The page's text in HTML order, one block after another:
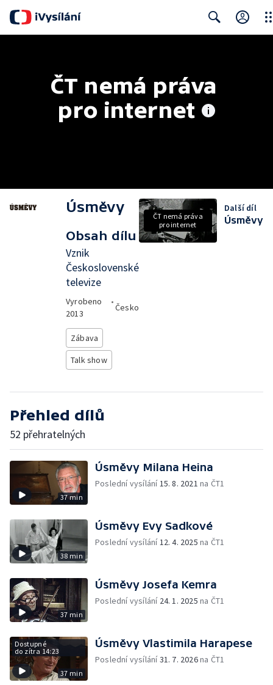
ČT nemá práva
pro internet
Úsměvy
Obsah dílu
Vznik
Československé
televize
Vyrobeno
2013
•
Česko
Zábava
Talk show
ČT nemá práva
pro internet
Další díl
Úsměvy
Přehled dílů
52 přehratelných
37 min
Úsměvy Milana Heina
Poslední vysílání15. 8. 2021 na ČT1
38 min
Úsměvy Evy Sadkové
Poslední vysílání12. 4. 2025 na ČT1
37 min
Úsměvy Josefa Kemra
Poslední vysílání 24. 1. 2025 na ČT1
Dostupné
do zítra 14:23
37 min
Úsměvy Vlastimila Harapese
Poslední vysílání31. 7. 2026na ČT1